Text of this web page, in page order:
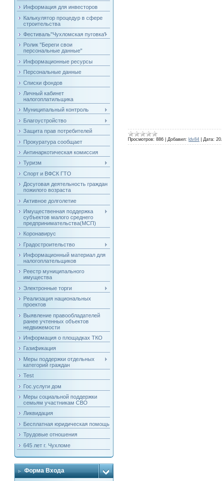
Информация для инвесторов
Калькулятор процедур в сфере
строительства
Фестиваль"Чухломская пуговка"
Ролик "Береги свои
персональные данные"
Информационные ресурсы
Персональные данные
Списки фондов
Личный кабинет
налогоплатильщика
Муниципальный контроль
Благоустройство
Защита прав потребителей
Прокуратура сообщает
Антинаркотическая комиссия
Туризм
Спорт и ВФСК ГТО
Досуговая деятельность граждан
пожилого возраста
Активное долголетие
Имущественная поддержка
субъектов малого среднего
предпринимательства(МСП)
Коронавирус
Градостроительство
Информационный материал для
налогоплательщиков
Реестр муниципального
имущества
Электронные торги
Реализация национальных
проектов
Выявление правообладателей
ранее учтенных объектов
недвижемости
Информация о площадках ТКО
Газификация
Меры поддержки отдельных
категорий граждан
Test
Гос.услуги дом
Меры социальной поддержки
семьям участникам СВО
Ликвидация
Бесплатная юридическая помощь
Трудовые отношения
645 лет г. Чухломе
Форма Входа
Просмотров: 886 Добавил: ldv84 Дата: